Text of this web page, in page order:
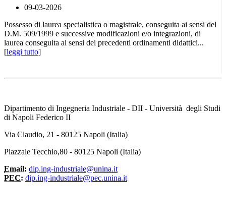
09-03-2026
Possesso di laurea specialistica o magistrale, conseguita ai sensi del
D.M. 509/1999 e successive modificazioni e/o integrazioni, di
laurea conseguita ai sensi dei precedenti ordinamenti didattici...
[leggi tutto]
Dipartimento di Ingegneria Industriale - DII - Università degli Studi
di Napoli Federico II
Via Claudio, 21 - 80125 Napoli (Italia)
Piazzale Tecchio,80 - 80125 Napoli (Italia)
Email: dip.ing-industriale@unina.it
PEC: dip.ing-industriale@pec.unina.it